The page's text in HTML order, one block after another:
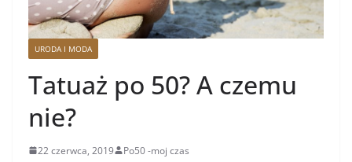
URODA I MODA
Tatuaż po 50? A czemu
nie?
22 czerwca, 2019 Po50 -moj czas